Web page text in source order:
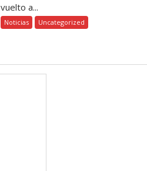
vuelto a...
Noticias Uncategorized